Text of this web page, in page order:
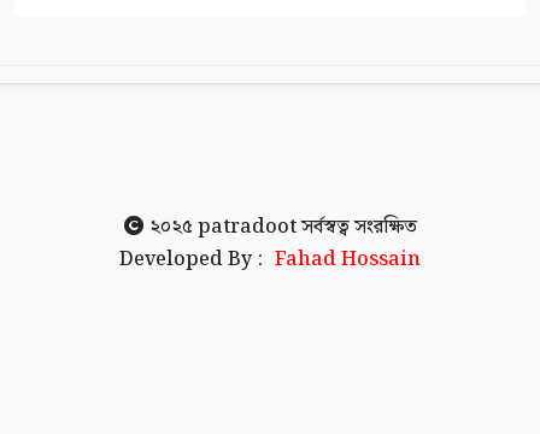
২০২৫ patradootসর্বস্বত্ব সংরক্ষিত
Developed By : Fahad Hossain